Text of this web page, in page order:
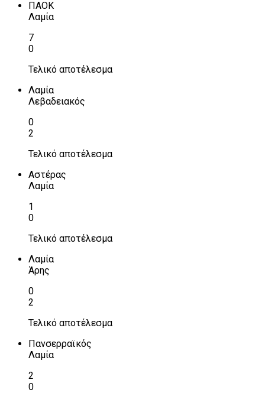
ΠΑΟΚ
Λαμία
7
0
Τελικό αποτέλεσμα
Λαμία
Λεβαδειακός
0
2
Τελικό αποτέλεσμα
Αστέρας
Λαμία
1
0
Τελικό αποτέλεσμα
Λαμία
Άρης
0
2
Τελικό αποτέλεσμα
Πανσερραϊκός
Λαμία
2
0